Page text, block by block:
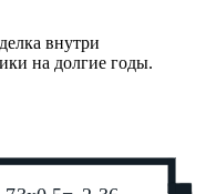
внутри
на долгие годы.